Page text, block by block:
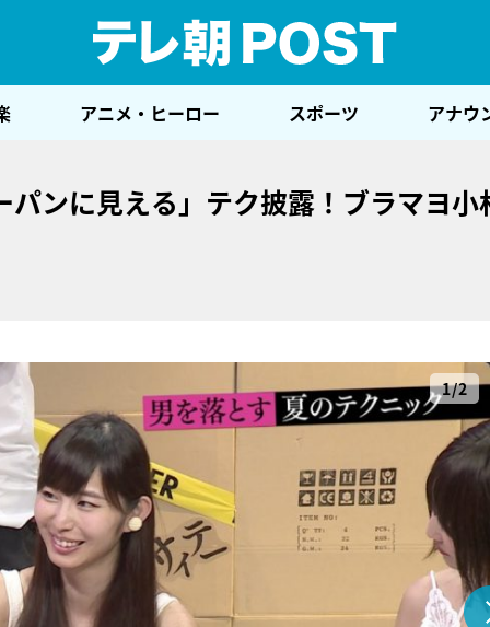
アニメ・ヒーロー スポーツ アナウ
ンに見える」テク披露！ブラマヨ小
1/2
『アイ＝ラブ！げーみ
E齋藤樹愛羅＆佐々木舞